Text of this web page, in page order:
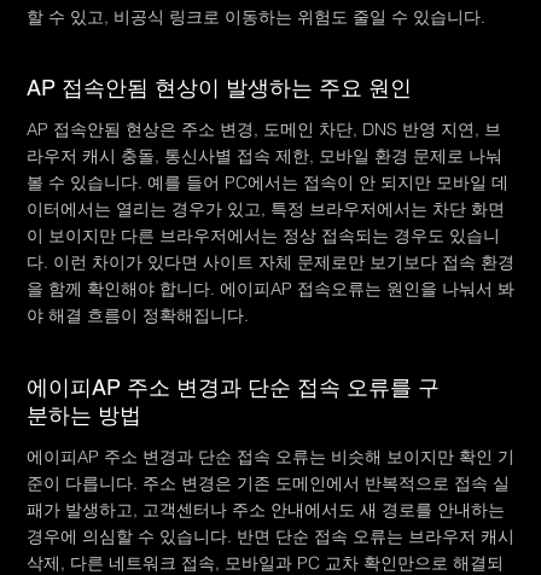
할 수 있고, 비공식 링크로 이동하는 위험도 줄일 수 있습니다.
AP 접속안됨 현상이 발생하는 주요 원인
AP 접속안됨 현상은 주소 변경, 도메인 차단, DNS 반영 지연, 브
라우저 캐시 충돌, 통신사별 접속 제한, 모바일 환경 문제로 나눠
볼 수 있습니다. 예를 들어 PC에서는 접속이 안 되지만 모바일 데
이터에서는 열리는 경우가 있고, 특정 브라우저에서는 차단 화면
이 보이지만 다른 브라우저에서는 정상 접속되는 경우도 있습니
다. 이런 차이가 있다면 사이트 자체 문제로만 보기보다 접속 환경
을 함께 확인해야 합니다. 에이피AP 접속오류는 원인을 나눠서 봐
야 해결 흐름이 정확해집니다.
에이피AP 주소 변경과 단순 접속 오류를 구
분하는 방법
에이피AP 주소 변경과 단순 접속 오류는 비슷해 보이지만 확인 기
준이 다릅니다. 주소 변경은 기존 도메인에서 반복적으로 접속 실
패가 발생하고, 고객센터나 주소 안내에서도 새 경로를 안내하는
경우에 의심할 수 있습니다. 반면 단순 접속 오류는 브라우저 캐시
삭제, 다른 네트워크 접속, 모바일과 PC 교차 확인만으로 해결되